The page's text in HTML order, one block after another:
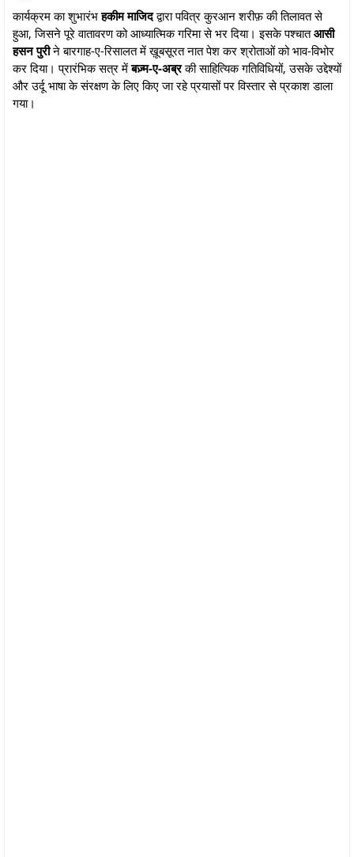
कार्यक्रम का शुभारंभहकीम माजिदद्वारा पवित्र कुरआन शरीफ़ की तिलावत से
हुआ, जिसने पूरे वातावरण को आध्यात्मिक गरिमा से भर दिया। इसके पश्चातआसी
हसन पुरीने बारगाह-ए-रिसालत में ख़ूबसूरत नात पेश कर श्रोताओं को भाव-विभोर
कर दिया। प्रारंभिक सत्र मेंबज़्म-ए-अब्रकी साहित्यिक गतिविधियों, उसके उद्देश्यों
और उर्दू भाषा के संरक्षण के लिए किए जा रहे प्रयासों पर विस्तार से प्रकाश डाला
गया।